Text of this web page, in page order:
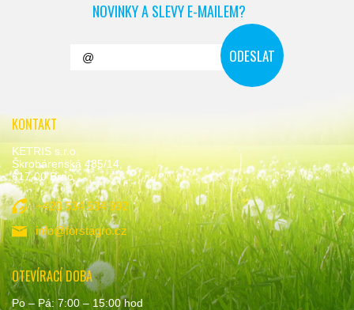
NOVINKY A SLEVY E-MAILEM?
KONTAKT
KETRIS s.r.o.
Škrobárenská 485/14,
617 00 Brno
+420 534 534 992
info@forstagro.cz
OTEVÍRACÍ DOBA
Po – Pá: 7:00 – 15:00 hod